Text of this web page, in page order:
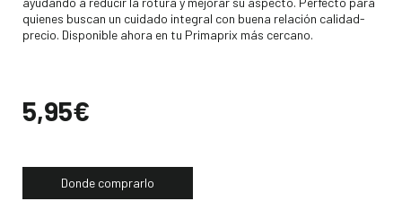
quienes buscan un cuidado integral con buena relación calidad-
precio. Disponible ahora en tu Primaprix más cercano.
Precio
5,95€
Donde comprarlo